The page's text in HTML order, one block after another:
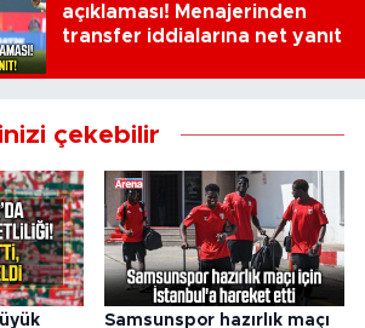
açıklaması! Menajerinden
transfer iddialarına net yanıt
çekebilir
Samsunspor hazırlık maçı